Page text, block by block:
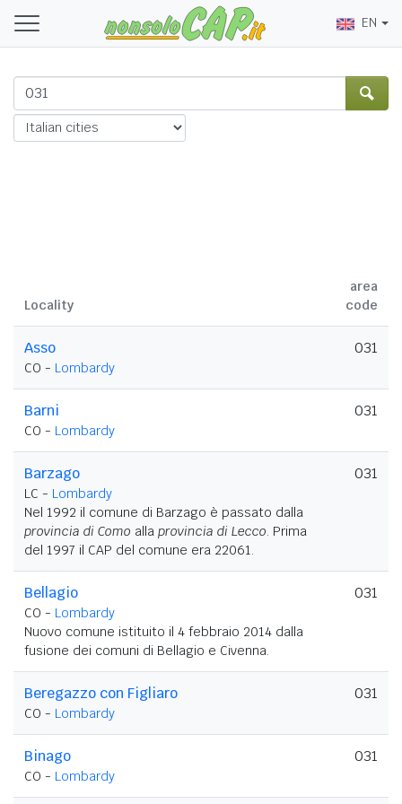
EN
Locality
area
code
Asso
CO - Lombardy
031
Barni
CO - Lombardy
031
Barzago
LC - Lombardy
Nel 1992 il comune di Barzago è passato dalla
provincia di Como alla provincia di Lecco. Prima
del 1997 il CAP del comune era 22061.
031
Bellagio
CO - Lombardy
Nuovo comune istituito il 4 febbraio 2014 dalla
fusione dei comuni di Bellagio e Civenna.
031
Beregazzo con Figliaro
CO - Lombardy
031
Binago
CO - Lombardy
031